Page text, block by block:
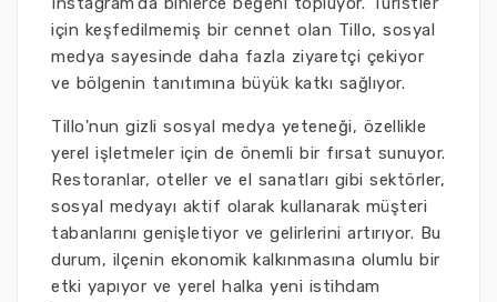
için keşfedilmemiş bir cennet olan Tillo, sosyal
medya sayesinde daha fazla ziyaretçi çekiyor
ve bölgenin tanıtımına büyük katkı sağlıyor.
Tillo'nun gizli sosyal medya yeteneği, özellikle
yerel işletmeler için de önemli bir fırsat sunuyor.
Restoranlar, oteller ve el sanatları gibi sektörler,
sosyal medyayı aktif olarak kullanarak müşteri
tabanlarını genişletiyor ve gelirlerini artırıyor. Bu
durum, ilçenin ekonomik kalkınmasına olumlu bir
etki yapıyor ve yerel halka yeni istihdam